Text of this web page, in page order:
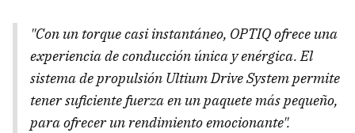
"Con un torque casi instantáneo, OPTIQ ofrece una
experiencia de conducción única y enérgica. El
sistema de propulsión Ultium Drive System permite
tener suficiente fuerza en un paquete más pequeño,
para ofrecer un rendimiento emocionante".